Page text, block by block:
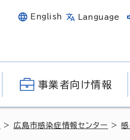
English Language
事業者向け情報
> 広島市感染症情報センター >